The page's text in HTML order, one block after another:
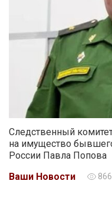
Следственный
на имущество
России Павла Попова
Ваши Новости